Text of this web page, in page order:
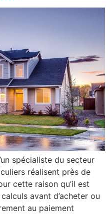
spécialiste du secteur
réalisent près de
cette raison qu’il est
avant d’acheter ou
au paiement